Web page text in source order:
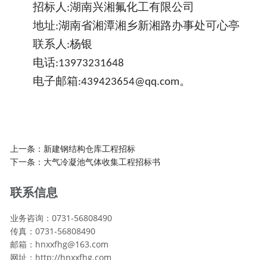
招标人 :湖南兴湘氟化工有限公司
地址:湖南省湘潭湘乡新湘路办事处可心亭
联系人 :杨银
电话:13973231648
电子邮箱:439423654@qq.com。
上一条： 新建钢结构仓库工程招标
下一条： 大气冷凝池气体收集工程招标书
联系信息
业务咨询：0731-56808490
传真：0731-56808490
邮箱：hnxxfhg@163.com
网址：http://hnxxfhg.com